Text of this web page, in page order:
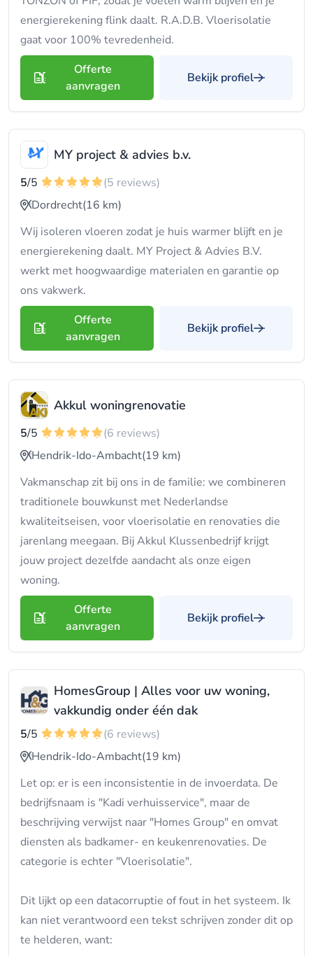
energierekening flink daalt. R.A.D.B. Vloerisolatie
gaat voor 100% tevredenheid.
Offerte
aanvragen
Bekijk profiel
MY project & advies b.v.
5/5
(5 reviews)
Dordrecht(16 km)
Wij isoleren vloeren zodat je huis warmer blijft en je
energierekening daalt. MY Project & Advies B.V.
werkt met hoogwaardige materialen en garantie op
ons vakwerk.
Offerte
aanvragen
Bekijk profiel
Akkul woningrenovatie
5/5
(6 reviews)
Hendrik-Ido-Ambacht(19 km)
Vakmanschap zit bij ons in de familie: we combineren
traditionele bouwkunst met Nederlandse
kwaliteitseisen, voor vloerisolatie en renovaties die
jarenlang meegaan. Bij Akkul Klussenbedrijf krijgt
jouw project dezelfde aandacht als onze eigen
woning.
Offerte
aanvragen
Bekijk profiel
HomesGroup | Alles voor uw woning,
vakkundig onder één dak
5/5
(6 reviews)
Hendrik-Ido-Ambacht(19 km)
Let op: er is een inconsistentie in de invoerdata. De
bedrijfsnaam is "Kadi verhuisservice", maar de
beschrijving verwijst naar "Homes Group" en omvat
diensten als badkamer- en keukenrenovaties. De
categorie is echter "Vloerisolatie".
Dit lijkt op een datacorruptie of fout in het systeem. Ik
kan niet verantwoord een tekst schrijven zonder dit op
te helderen, want: